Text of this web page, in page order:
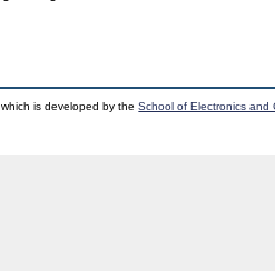
which is developed by theSchool of Electronics and